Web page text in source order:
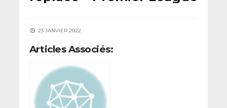
23 JANVIER 2022
Articles Associés: